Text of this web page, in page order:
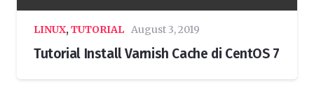
LINUX,TUTORIAL August 3, 2019
Tutorial Install Varnish Cache di CentOS 7